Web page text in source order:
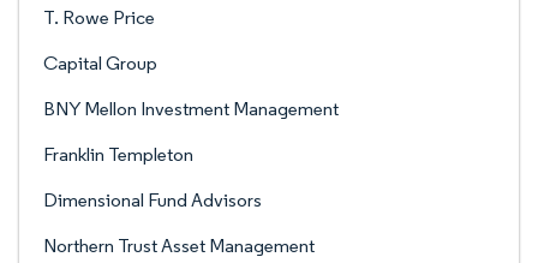
T. Rowe Price
Capital Group
BNY Mellon Investment Management
Franklin Templeton
Dimensional Fund Advisors
Northern Trust Asset Management